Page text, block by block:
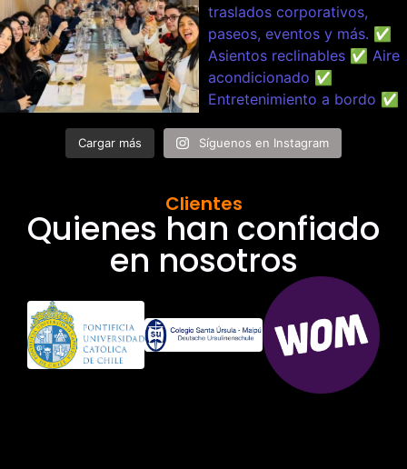
Cargar más Síguenos en Instagram
Clientes
Quienes han confiado
en nosotros